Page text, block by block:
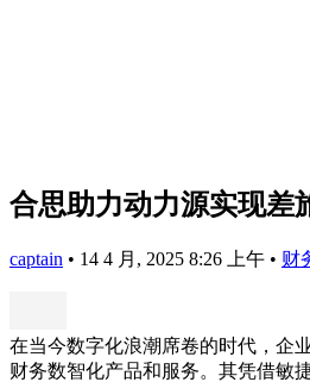
合思助力动力源实现差
captain • 14 4 月, 2025 8:26 上午 • 财
在当今数字化浪潮席卷的时代，企
财务数智化产品和服务。其凭借敏